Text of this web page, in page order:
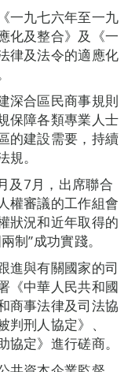
一九七六年至一九
化及整合》及《一
律及法令的適應化
深合區民商事規則
保障各類專業人士
的建設需要，持續
。
及7月，出席聯合
權審議的工作組會
狀況和近年取得的
制”成功實踐。
進與有關國家的司
《中華人民共和國
商事法律及司法協
刑人協定》、
協定》進行磋商。